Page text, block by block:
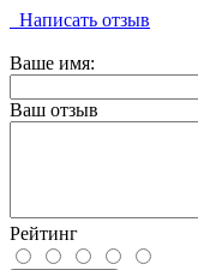
Написать отзыв
Ваше имя:
Ваш отзыв
Рейтинг